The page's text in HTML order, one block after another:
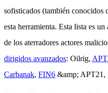
sofisticados (también conocidos
esta herramienta. Esta lista es
de los aterradores actores
dirigidos avanzados: Oilrig,
Carbanak, FIN6 &amp; APT21,